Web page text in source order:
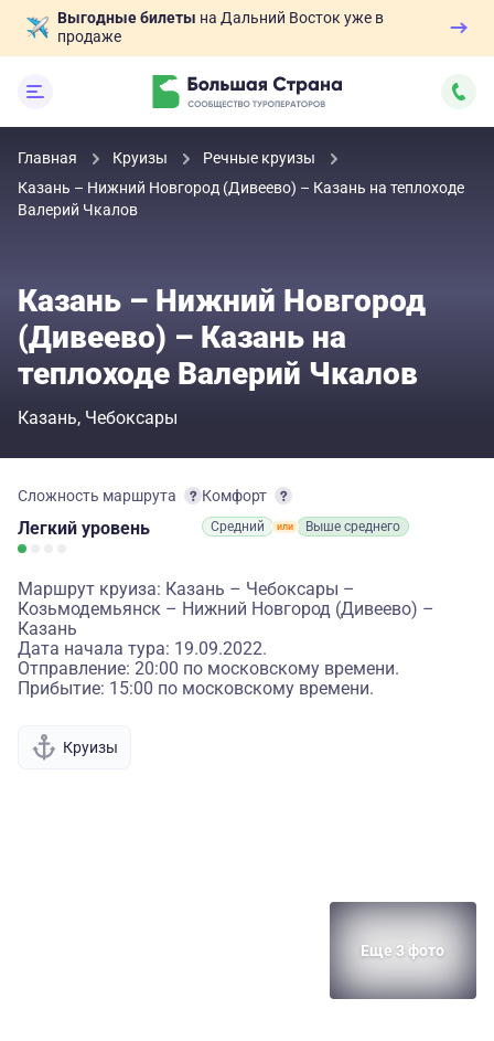
Выгодные билеты на Дальний Восток уже в
продаже
Главная Круизы
Речные круизы
Казань – Нижний Новгород (Дивеево) – Казань на теплоходе
Валерий Чкалов
Казань – Нижний Новгород
(Дивеево) – Казань на
теплоходе Валерий Чкалов
Казань Чебоксары
Сложность маршрута
Легкий уровень
Комфорт
Средний Выше среднего
Маршрут круиза: Казань – Чебоксары –
Козьмодемьянск – Нижний Новгород (Дивеево) –
Казань
Дата начала тура: 19.09.2022.
Отправление: 20:00 по московскому времени.
Прибытие: 15:00 по московскому времени.
Круизы
Еще 3 фото